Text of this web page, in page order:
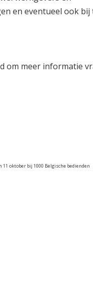
en eventueel ook bij
om meer informatie
oktober bij 1000 Belgische bedienden